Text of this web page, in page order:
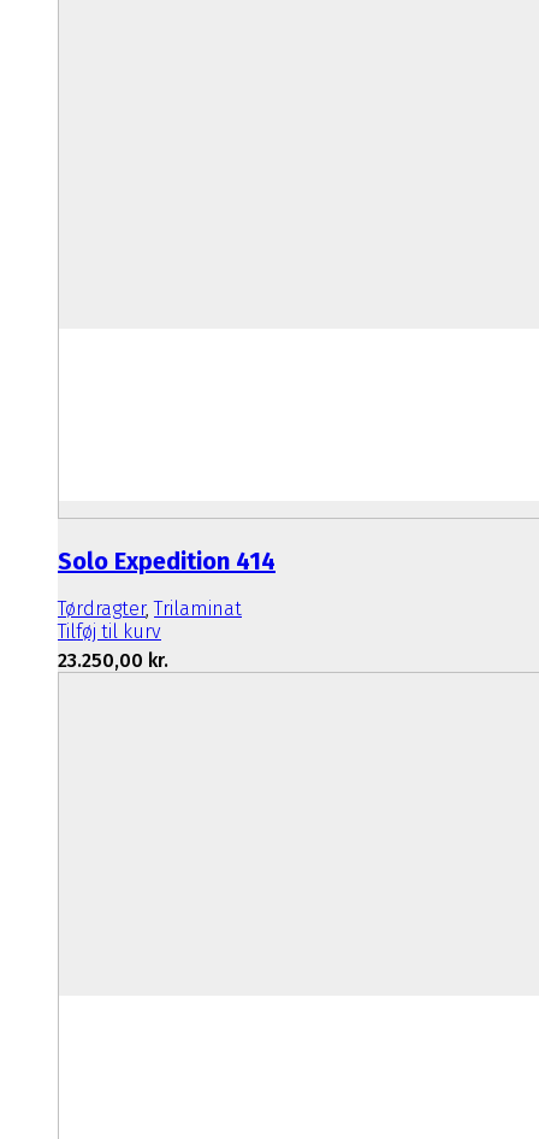
Solo Expedition 414
Tørdragter,Trilaminat
Tilføj til kurv
23.250,00 kr.